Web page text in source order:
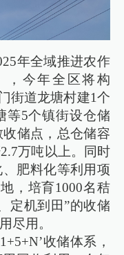
年全域推进农作
，今年全区将构
街道龙塘村建1个
等5个镇街设仓储
储点，总仓储容
万吨以上。同时
肥料化等利用项
，培育1000名秸
定机到田”的收储
尽用。
收储体系，